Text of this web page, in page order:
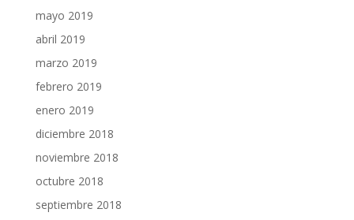
mayo 2019
abril 2019
marzo 2019
febrero 2019
enero 2019
diciembre 2018
noviembre 2018
octubre 2018
septiembre 2018